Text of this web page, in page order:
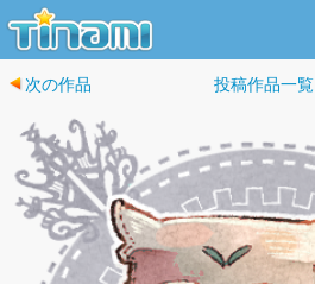
次の作品 投稿作品一覧